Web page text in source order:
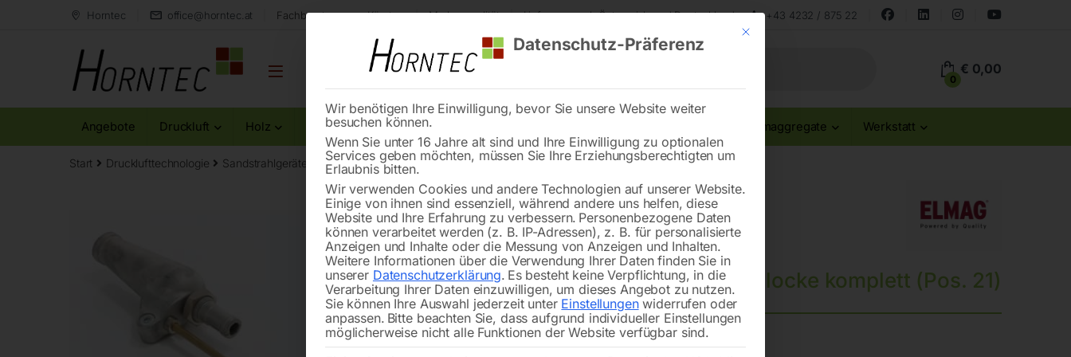
Horntec office@horntec.at Fachberatung aus Kärnten Markenqualität Lieferung nach Österreich und Deutschland +43 4232 / 875 22
0
€ 0,00
Angebote Druckluft Holz Metall Reinigung Stromaggregate Werkstatt
Start Drucklufttechnologie Sandstrahlgeräte Ansaugglocke komplett (Pos. 21)
🔍
Ansaugglocke komplett (Pos. 21)
für Mod. PS
Mit diesem Button wird der Dialog geschlossen. Seine Funktionalität ist
Datenschutz-Präferenz
Wir benötigen Ihre Einwilligung, bevor Sie unsere Website weiter
besuchen können.
Wenn Sie unter 16 Jahre alt sind und Ihre Einwilligung zu optionalen
Services geben möchten, müssen Sie Ihre Erziehungsberechtigten um
Erlaubnis bitten.
Wir verwenden Cookies und andere Technologien auf unserer Website.
Einige von ihnen sind essenziell, während andere uns helfen, diese
Website und Ihre Erfahrung zu verbessern. Personenbezogene Daten
können verarbeitet werden (z. B. IP-Adressen), z. B. für personalisierte
Anzeigen und Inhalte oder die Messung von Anzeigen und Inhalten.
Weitere Informationen über die Verwendung Ihrer Daten finden Sie in
unserer Datenschutzerklärung. Es besteht keine Verpflichtung, in die
Verarbeitung Ihrer Daten einzuwilligen, um dieses Angebot zu nutzen.
Sie können Ihre Auswahl jederzeit unter Einstellungenwiderrufen oder
anpassen. Bitte beachten Sie, dass aufgrund individueller Einstellungen
möglicherweise nicht alle Funktionen der Website verfügbar sind.